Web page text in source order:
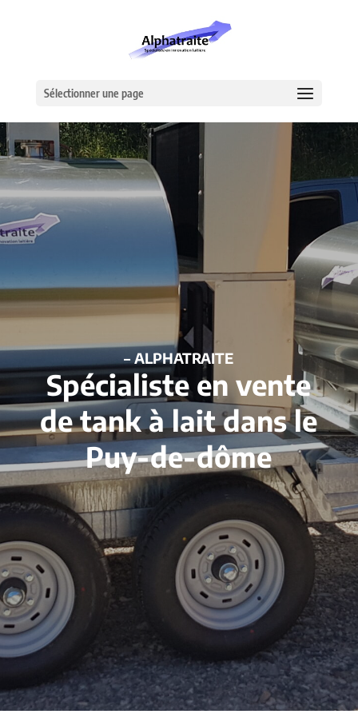
Sélectionner une page
– ALPHATRAITE
Spécialiste en vente
de tank à lait dans le
Puy-de-dôme